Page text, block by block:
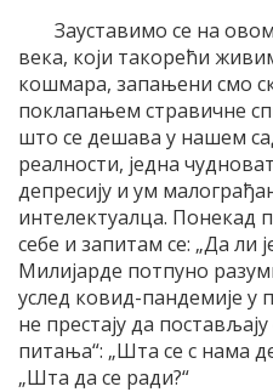
Зауставимо се на
века, који такорећи
кошмара, запањени смо
поклапањем стравичне
што се дешава у нашем
реалности, једна
депресију и ум
интелектуалца. Понекад
себе и запитам се: „Да ли
Милијарде потпуно
услед ковид-пандемије у
не престају да
питања“: „Шта се с нама
„Шта да се ради?“